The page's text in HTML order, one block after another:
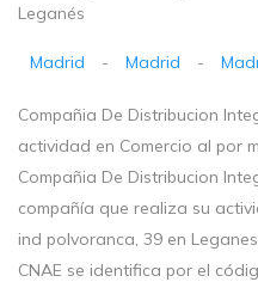
Leganés
Madrid - Madrid -
Compañia De Distribucion
actividad en Comercio al por
Compañia De Distribucion
compañía que realiza su
ind polvoranca, 39 en
CNAE se identifica por el